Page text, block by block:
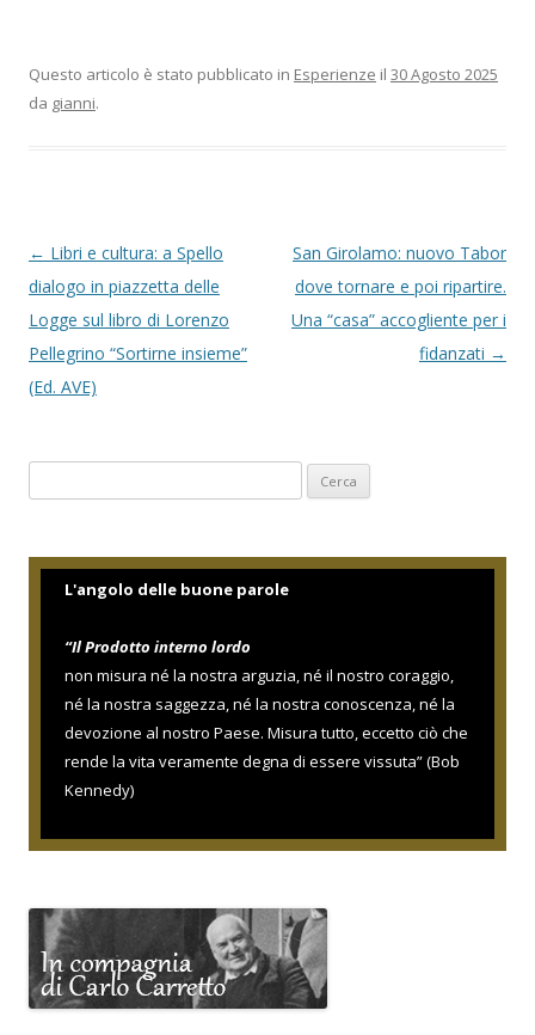
Questo articolo è stato pubblicato in Esperienze il 30 Agosto 2025
da gianni.
N
a
v
i
g
n
o
← Libri e cultura: a Spello
dialogo in piazzetta delle
Logge sul libro di Lorenzo
Pellegrino “Sortirne insieme”
(Ed. AVE)
San Girolamo: nuovo Tabor
dove tornare e poi ripartire.
Una “casa” accogliente per i
fidanzati →
per:
L'angolo delle buone parole
“Il Prodotto interno lordo
non misura né la nostra arguzia, né il nostro coraggio,
né la nostra saggezza, né la nostra conoscenza, né la
devozione al nostro Paese. Misura tutto, eccetto ciò che
rende la vita veramente degna di essere vissuta” (Bob
Kennedy)